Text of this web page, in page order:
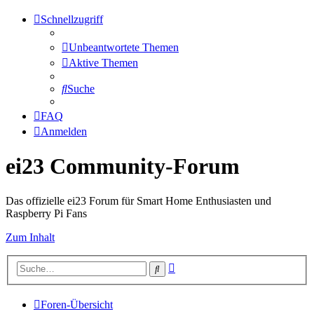
Schnellzugriff
Unbeantwortete Themen
Aktive Themen
Suche
FAQ
Anmelden
ei23 Community-Forum
Das offizielle ei23 Forum für Smart Home Enthusiasten und
Raspberry Pi Fans
Zum Inhalt
Suche
Foren-Übersicht